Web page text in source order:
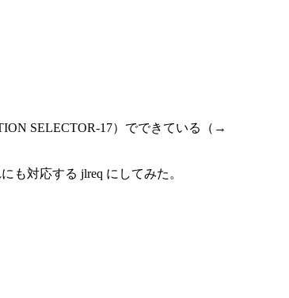
SELECTOR-17）でできている（→
も対応する jlreq にしてみた。